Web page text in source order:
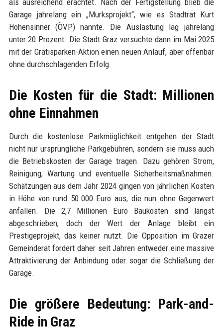
Garage jahrelang ein „Murksprojekt“, wie es Stadtrat Kurt
Hohensinner (ÖVP) nannte. Die Auslastung lag jahrelang
unter 20 Prozent. Die Stadt Graz versuchte dann im Mai 2025
mit der Gratisparken-Aktion einen neuen Anlauf, aber offenbar
ohne durchschlagenden Erfolg.
Die Kosten für die Stadt: Millionen
ohne Einnahmen
Durch die kostenlose Parkmöglichkeit entgehen der Stadt
nicht nur ursprüngliche Parkgebühren, sondern sie muss auch
die Betriebskosten der Garage tragen. Dazu gehören Strom,
Reinigung, Wartung und eventuelle Sicherheitsmaßnahmen.
Schätzungen aus dem Jahr 2024 gingen von jährlichen Kosten
in Höhe von rund 50.000 Euro aus, die nun ohne Gegenwert
anfallen. Die 2,7 Millionen Euro Baukosten sind längst
abgeschrieben, doch der Wert der Anlage bleibt ein
Prestigeprojekt, das keiner nutzt. Die Opposition im Grazer
Gemeinderat fordert daher seit Jahren entweder eine massive
Attraktivierung der Anbindung oder sogar die Schließung der
Garage.
Die größere Bedeutung: Park-and-
Ride in Graz